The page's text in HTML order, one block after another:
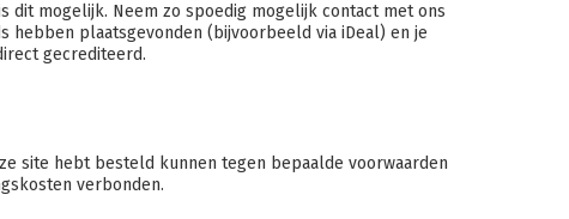
dit mogelijk. Neem zo spoedig mogelijk contact met ons
hebben plaatsgevonden (bijvoorbeeld via iDeal) en je
gecrediteerd.
site hebt besteld kunnen tegen bepaalde voorwaarden
verbonden.